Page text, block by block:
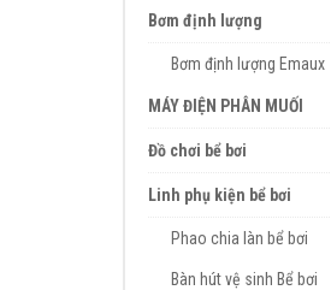
Bơm định lượng
Bơm định lượng Emaux
MÁY ĐIỆN PHÂN MUỐI
Đồ chơi bể bơi
Linh phụ kiện bể bơi
Phao chia làn bể bơi
Bàn hút vệ sinh Bể bơi